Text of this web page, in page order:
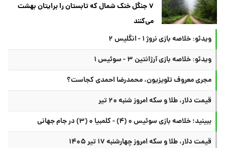
۷ جنگل خنک شمال که تابستان را برایتان بهشت
می‌کنند
ویدئو: خلاصه بازی نروژ ۱ - انگلیس ۲
ویدئو: خلاصه بازی آرژانتین ۳ - سوئیس ۱
مجری معروف تلویزیون، محمدرضا احمدی کجاست؟
قیمت دلار، طلا و سکه امروز شنبه ۲۰ تیر
ببینید؛ خلاصه بازی سوئیس ۰ (۴) - کلمبیا ۰ (۳) در جام جهانی
قیمت دلار، طلا و سکه امروز چهارشنبه ۱۷ تیر ۱۴۰۵